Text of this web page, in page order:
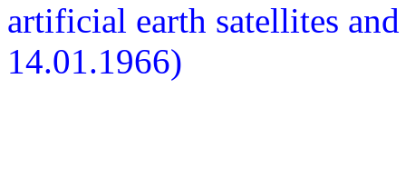
artificial earth satellites
14.01.1966)